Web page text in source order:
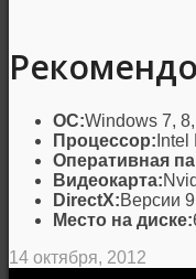
ОС:Windows 7,
Процессор:
Оперативная
Видеокарта:
DirectX:Версии 9
Место на диске:
14 октября, 2012